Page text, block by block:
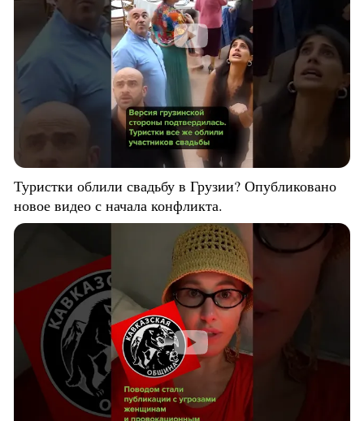
Туристки облили свадьбу в Грузии? Опубликовано
новое видео с начала конфликта.